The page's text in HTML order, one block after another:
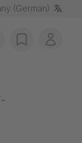
(German)
in cart,
wishlistMein